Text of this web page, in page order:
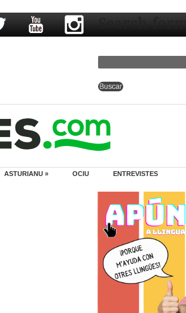
Search form
ASTURIANU » OCIU ENTREVISTES